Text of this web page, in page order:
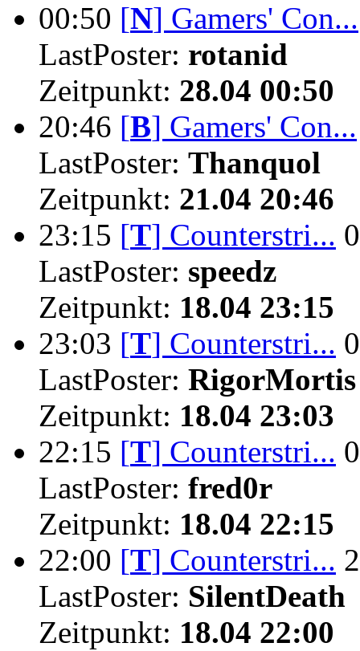
00:50 [N] Gamers' Con...
LastPoster: rotanid
Zeitpunkt: 28.04 00:50
20:46 [B] Gamers' Con...
LastPoster: Thanquol
Zeitpunkt: 21.04 20:46
23:15 [T] Counterstri... 0
LastPoster: speedz
Zeitpunkt: 18.04 23:15
23:03 [T] Counterstri... 0
LastPoster: RigorMortis
Zeitpunkt: 18.04 23:03
22:15 [T] Counterstri... 0
LastPoster: fred0r
Zeitpunkt: 18.04 22:15
22:00 [T] Counterstri... 2
LastPoster: SilentDeath
Zeitpunkt: 18.04 22:00